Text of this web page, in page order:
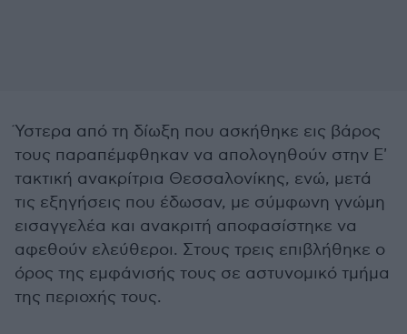
Ύστερα από τη δίωξη που ασκήθηκε εις βάρος
τους παραπέμφθηκαν να απολογηθούν στην Ε'
τακτική ανακρίτρια Θεσσαλονίκης, ενώ, μετά
τις εξηγήσεις που έδωσαν, με σύμφωνη γνώμη
εισαγγελέα και ανακριτή αποφασίστηκε να
αφεθούν ελεύθεροι. Στους τρεις επιβλήθηκε ο
όρος της εμφάνισής τους σε αστυνομικό τμήμα
της περιοχής τους.